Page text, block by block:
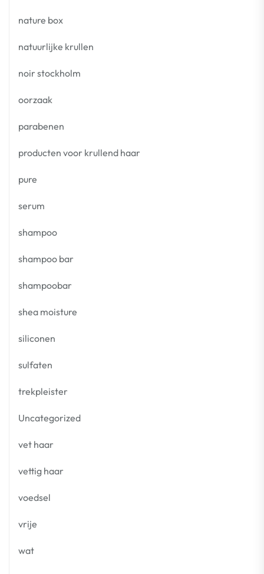
nature box
natuurlijke krullen
noir stockholm
oorzaak
parabenen
producten voor krullend haar
pure
serum
shampoo
shampoo bar
shampoobar
shea moisture
siliconen
sulfaten
trekpleister
Uncategorized
vet haar
vettig haar
voedsel
vrije
wat